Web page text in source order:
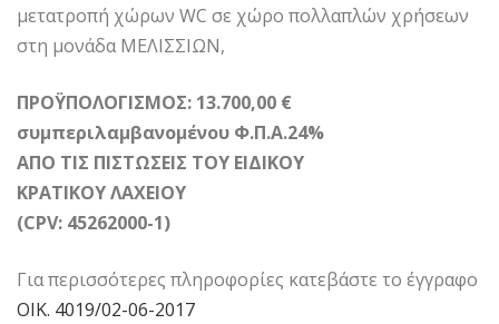
μετατροπή χώρων WC σε χώρο πολλαπλών χρήσεων
στη μονάδα ΜΕΛΙΣΣΙΩΝ,
ΠΡΟΫΠΟΛΟΓΙΣΜΟΣ: 13.700,00 €
συμπεριλαμβανομένου Φ.Π.Α.24%
ΑΠΟ ΤΙΣ ΠΙΣΤΩΣΕΙΣ ΤΟΥ ΕΙΔΙΚΟΥ
ΚΡΑΤΙΚΟΥ ΛΑΧΕΙΟΥ
(CPV: 45262000-1)
Για περισσότερες πληροφορίες κατεβάστε το έγγραφο
ΟΙΚ. 4019/02-06-2017